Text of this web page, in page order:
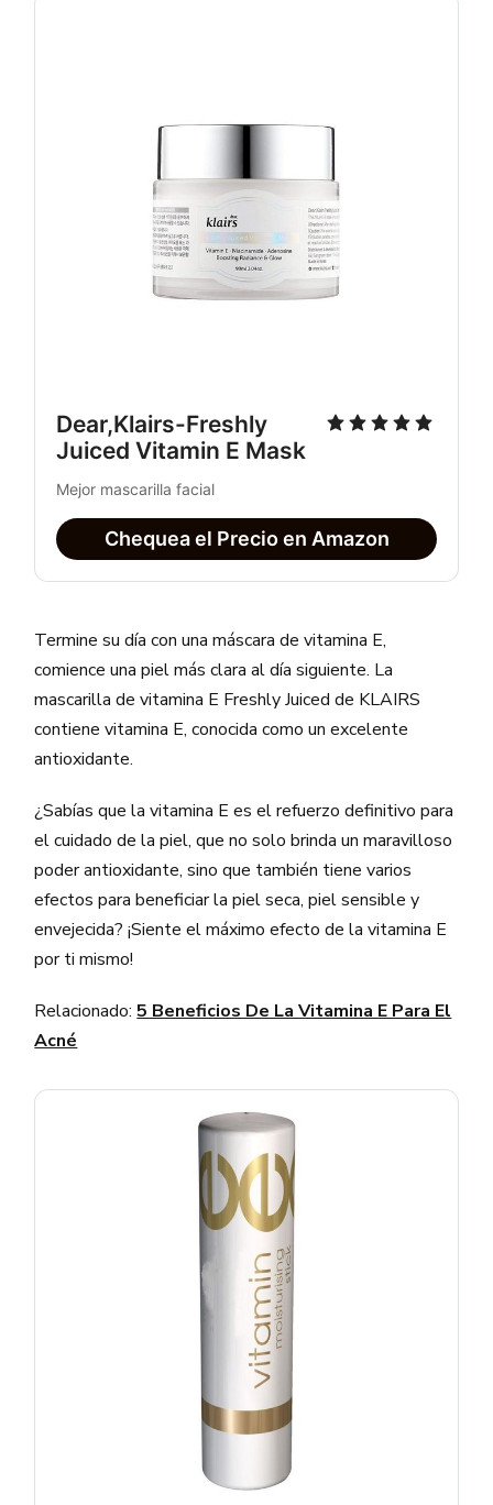
Dear,Klairs-Freshly
Juiced Vitamin E Mask
Mejor mascarilla facial
Chequea el Precio en Amazon
Termine su día con una máscara de vitamina E,
comience una piel más clara al día siguiente. La
mascarilla de vitamina E Freshly Juiced de KLAIRS
contiene vitamina E, conocida como un excelente
antioxidante.
¿Sabías que la vitamina E es el refuerzo definitivo para
el cuidado de la piel, que no solo brinda un maravilloso
poder antioxidante, sino que también tiene varios
efectos para beneficiar la piel seca, piel sensible y
envejecida? ¡Siente el máximo efecto de la vitamina E
por ti mismo!
Relacionado:5 Beneficios De La Vitamina E Para El
Acné